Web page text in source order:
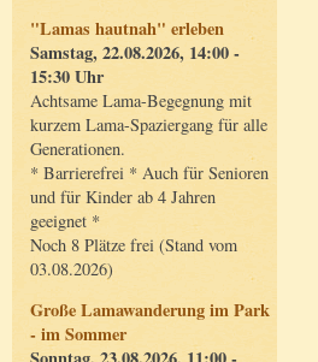
"Lamas hautnah" erleben
Samstag, 22.08.2026, 14:00 -
15:30 Uhr
Achtsame Lama-Begegnung mit
kurzem Lama-Spaziergang für alle
Generationen.
* Barrierefrei * Auch für Senioren
und für Kinder ab 4 Jahren
geeignet *
Noch 8 Plätze frei (Stand vom
03.08.2026)
Große Lamawanderung im Park
- im Sommer